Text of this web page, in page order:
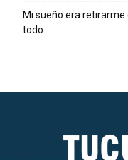
Mi sueño era retirarme
todo